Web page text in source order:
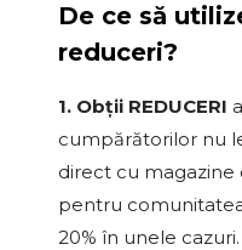
De ce să
reduceri?
1. Obții REDUCERI
cumpărătorilor nu
direct cu magazine
pentru comunitatea
20% în unele cazuri.